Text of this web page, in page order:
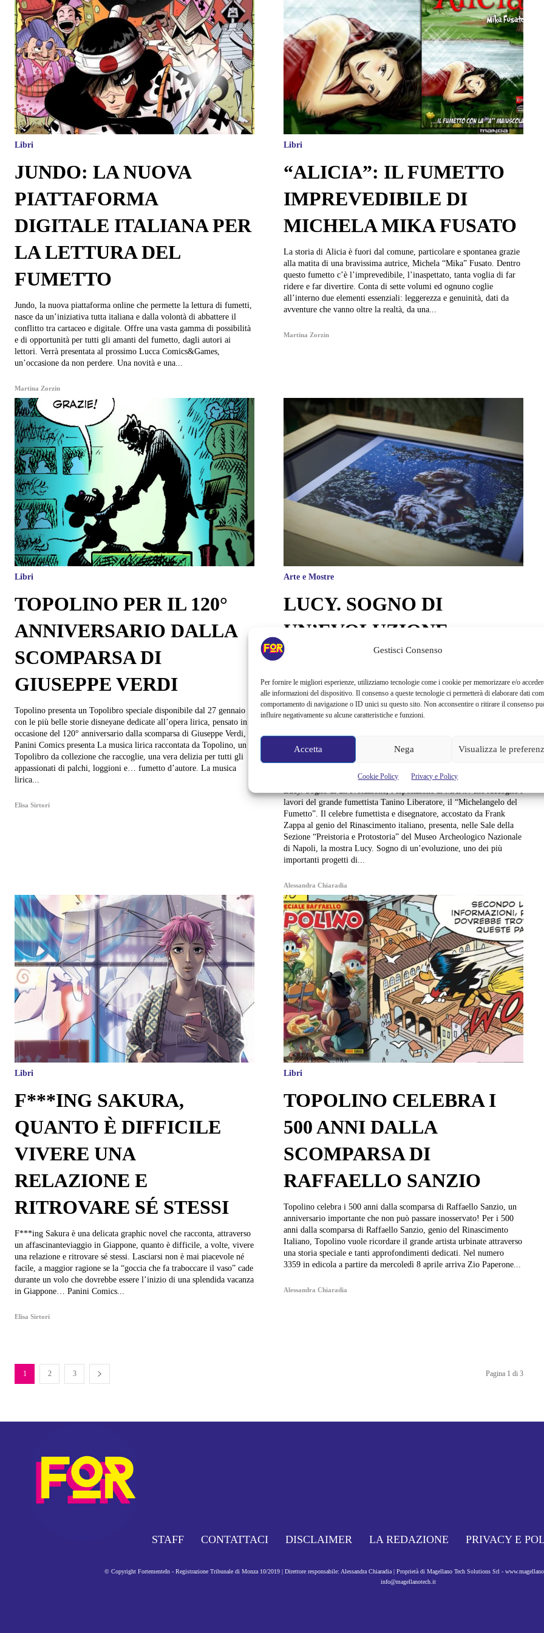
Gestisci Consenso
Per fornire le migliori esperienze, utilizziamo tecnologie come i cookie per memorizzare e/o
alle informazioni del dispositivo. Il consenso a queste tecnologie ci permetterà di elaborare dati
comportamento di navigazione o ID unici su questo sito. Non acconsentire o ritirare il consenso
influire negativamente su alcune caratteristiche e funzioni.
Accetta Nega Visualizza le
Cookie Policy Privacy e Policy
Libri
JUNDO: LA NUOVA
PIATTAFORMA
DIGITALE ITALIANA PER
LA LETTURA DEL
FUMETTO
Jundo, la nuova piattaforma online che permette la lettura di fumetti,
nasce da un’iniziativa tutta italiana e dalla volontà di abbattere il
conflitto tra cartaceo e digitale. Offre una vasta gamma di possibilità
e di opportunità per tutti gli amanti del fumetto, dagli autori ai
lettori. Verrà presentata al prossimo Lucca Comics&Games,
un’occasione da non perdere. Una novità e una...
Martina Zorzin
Libri
“ALICIA”: IL FUMETTO
IMPREVEDIBILE DI
MICHELA MIKA FUSATO
La storia di Alicia è fuori dal comune, particolare e spontanea grazie
alla matita di una bravissima autrice, Michela “Mika” Fusato. Dentro
questo fumetto c’è l’imprevedibile, l’inaspettato, tanta voglia di far
ridere e far divertire. Conta di sette volumi ed ognuno coglie
all’interno due elementi essenziali: leggerezza e genuinità, dati da
avventure che vanno oltre la realtà, da una...
Martina Zorzin
Libri
TOPOLINO PER IL 120°
ANNIVERSARIO DALLA
SCOMPARSA DI
GIUSEPPE VERDI
Topolino presenta un Topolibro speciale disponibile dal 27 gennaio
con le più belle storie disneyane dedicate all’opera lirica, pensato in
occasione del 120° anniversario dalla scomparsa di Giuseppe Verdi,
Panini Comics presenta La musica lirica raccontata da Topolino, un
Topolibro da collezione che raccoglie, una vera delizia per tutti gli
appassionati di palchi, loggioni e… fumetto d’autore. La musica
lirica...
Elisa Sirtori
Arte e Mostre
LUCY. SOGNO DI
UN’EVOLUZIONE,
L’ESPOSIZIONE CHE
RACCOGLIE I LAVORI
DEL GRANDE
FUMETTISTA TANINO
LIBERATORE
lavori del grande fumettista Tanino Liberatore, il “Michelangelo del
Fumetto”. Il celebre fumettista e disegnatore, accostato da Frank
Zappa al genio del Rinascimento italiano, presenta, nelle Sale della
Sezione “Preistoria e Protostoria” del Museo Archeologico Nazionale
di Napoli, la mostra Lucy. Sogno di un’evoluzione, uno dei più
importanti progetti di...
Alessandra Chiaradia
Libri
F***ING SAKURA,
QUANTO È DIFFICILE
VIVERE UNA
RELAZIONE E
RITROVARE SÉ STESSI
F***ing Sakura è una delicata graphic novel che racconta, attraverso
un affascinanteviaggio in Giappone, quanto è difficile, a volte, vivere
una relazione e ritrovare sé stessi. Lasciarsi non è mai piacevole né
facile, a maggior ragione se la “goccia che fa traboccare il vaso” cade
durante un volo che dovrebbe essere l’inizio di una splendida vacanza
in Giappone… Panini Comics...
Elisa Sirtori
Libri
TOPOLINO CELEBRA I
500 ANNI DALLA
SCOMPARSA DI
RAFFAELLO SANZIO
Topolino celebra i 500 anni dalla scomparsa di Raffaello Sanzio, un
anniversario importante che non può passare inosservato! Per i 500
anni dalla scomparsa di Raffaello Sanzio, genio del Rinascimento
Italiano, Topolino vuole ricordare il grande artista urbinate attraverso
una storia speciale e tanti approfondimenti dedicati. Nel numero
3359 in edicola a partire da mercoledì 8 aprile arriva Zio Paperone...
Alessandra Chiaradia
1 2 3 Pagina 1 di 3
STAFF CONTATTACI DISCLAIMER LA REDAZIONE PRIVACY E
© Copyright FortementeIn - Registrazione Tribunale di Monza 10/2019 | Direttore responsabile: Alessandra Chiaradia | Proprietà di Magellano Tech Solutions Srl -
info@magellanotech.it